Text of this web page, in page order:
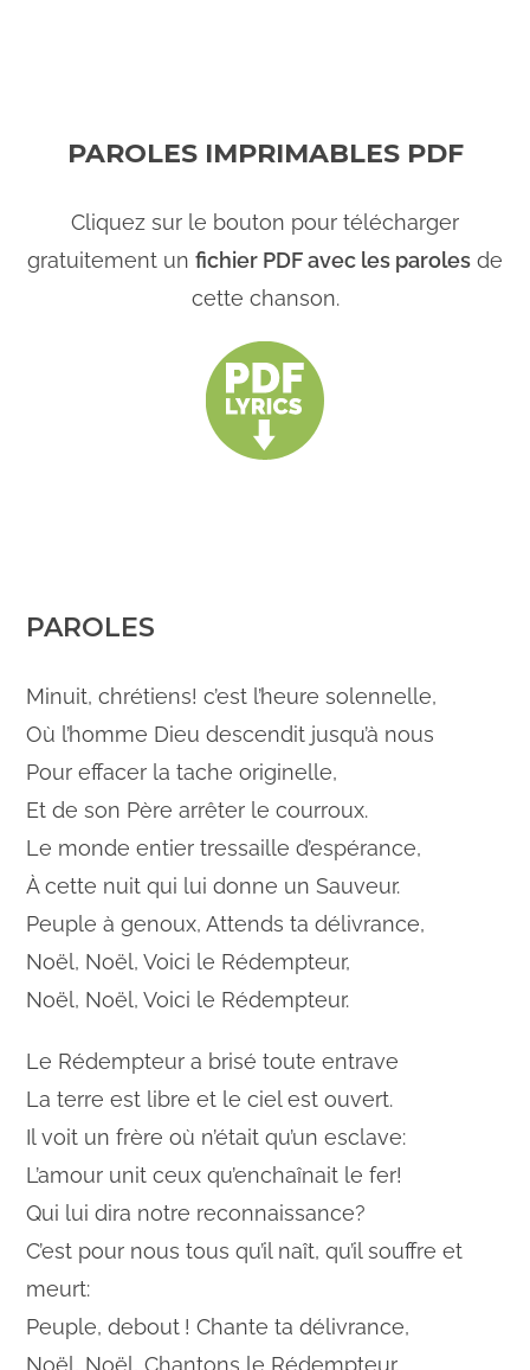
PAROLES IMPRIMABLES PDF
Cliquez sur le bouton pour télécharger
gratuitement un fichier PDF avec les paroles de
cette chanson.
PAROLES
Minuit, chrétiens! c’est l’heure solennelle,
Où l’homme Dieu descendit jusqu’à nous
Pour effacer la tache originelle,
Et de son Père arrêter le courroux.
Le monde entier tressaille d’espérance,
À cette nuit qui lui donne un Sauveur.
Peuple à genoux, Attends ta délivrance,
Noël, Noël, Voici le Rédempteur,
Noël, Noël, Voici le Rédempteur.
Le Rédempteur a brisé toute entrave
La terre est libre et le ciel est ouvert.
Il voit un frère où n’était qu’un esclave:
L’amour unit ceux qu’enchaînait le fer!
Qui lui dira notre reconnaissance?
C’est pour nous tous qu’il naît, qu’il souffre et
meurt:
Peuple, debout ! Chante ta délivrance,
Noël, Noël, Chantons le Rédempteur,